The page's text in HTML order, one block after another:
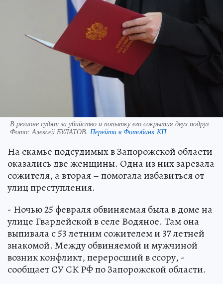
В регионе судят за убийство и попытку его сокрытия двух подруг
Фото:Алексей БУЛАТОВ. Перейти в Фотобанк КП
На скамье подсудимых в Запорожской области
оказались две женщины. Одна из них зарезала
сожителя, а вторая – помогала избавиться от
улиц преступления.
- Ночью 25 февраля обвиняемая была в доме на
улице Гвардейской в селе Водяное. Там она
выпивала с 53 летним сожителем и 37 летней
знакомой. Между обвиняемой и мужчиной
возник конфликт, переросший в ссору, -
сообщает СУ СК РФ по Запорожской области.